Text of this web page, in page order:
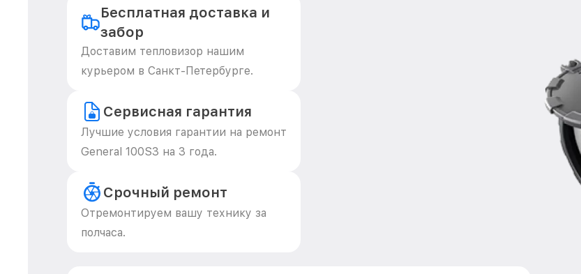
Бесплатная доставка и
забор
Доставим тепловизор нашим
курьером в Санкт-Петербурге.
Сервисная гарантия
Лучшие условия гарантии на ремонт
General 100S3 на 3 года.
Срочный ремонт
Отремонтируем вашу технику за
полчаса.